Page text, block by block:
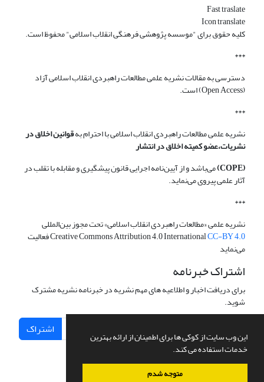
این وب سایت از کوکی ها برای اطمینان از ارائه بهترین
خدمات استفاده می کند.
متوجه شدم
Fast traslate
Icon translate
کلیه حقوق برای "موسسه پژوهشی فرهنگی انقلاب اسلامی" محفوظ است.
***
دسترسی به مقالات نشریه علمی مطالعات راهبردی انقلاب اسلامی آزاد
(Open Access) است.
***
نشریه علمی مطالعات راهبردی انقلاب اسلامی با احترام بهقوانین اخلاق در
نشریات،عضو کمیته اخلاق در انتشار
(COPE)
می‌باشد و از آیین‌نامه اجرایی قانون پیشگیری و مقابله با تقلب در
آثار علمی پیروی می‌نماید.
***
نشریه علمی «مطالعات راهبردی انقلاب اسلامی» تحت مجوز بین‌المللی
Creative Commons Attribution 4.0 InternationalCC-BY 4.0 فعالیت
می‌نماید
اشتراک خبرنامه
برای دریافت اخبار و اطلاعیه های مهم نشریه در خبرنامه نشریه مشترک
شوید.
اشتراک